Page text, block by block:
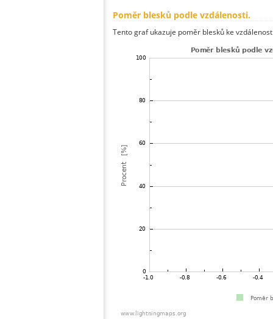
Poměr blesků podle vzdálenosti.
Tento graf ukazuje poměr blesků ke